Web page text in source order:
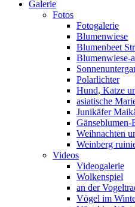
Galerie
Fotos
Fotogalerie
Blumenwiese
Blumenbeet
Blumenwiese-
Polarlichter
Hund, Katze
asiatische
Junikäfer
Gänseblumen-
Weihnachten
Weinberg
Videos
Videogalerie
Wolkenspiel
an der
Vögel im